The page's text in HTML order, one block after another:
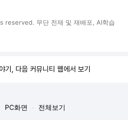
무단 전재 및 재배포, AI학습
기, 다음 커뮤니티 웹에서 보기
PC화면 전체보기